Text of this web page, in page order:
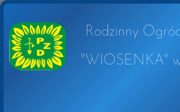
Rodzinny
"WIOSENKA"